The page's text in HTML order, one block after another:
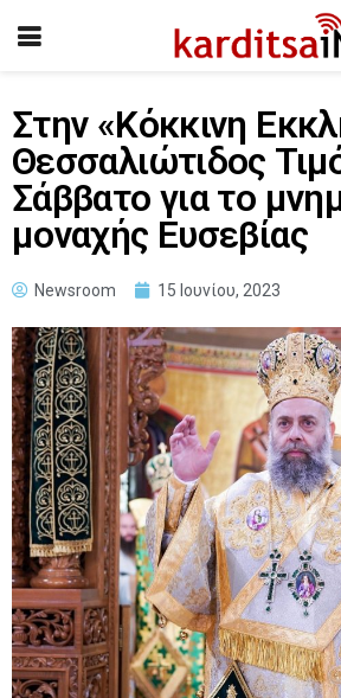
Στην «Κόκκινη
Θεσσαλιώτιδος
Σάββατο για το
μοναχής Ευσεβίας
Newsroom 15 Ιουνίου, 2023